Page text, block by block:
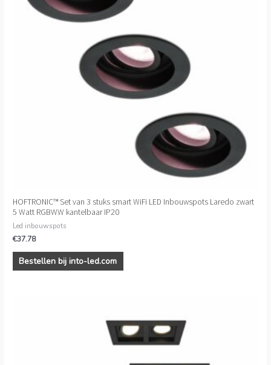
HOFTRONIC™ Set van 3 stuks smart WiFi LED Inbouwspots Laredo zwart
5 Watt RGBWW kantelbaar IP20
Led inbouwspots
€37.78
Bestellen bij into-led.com